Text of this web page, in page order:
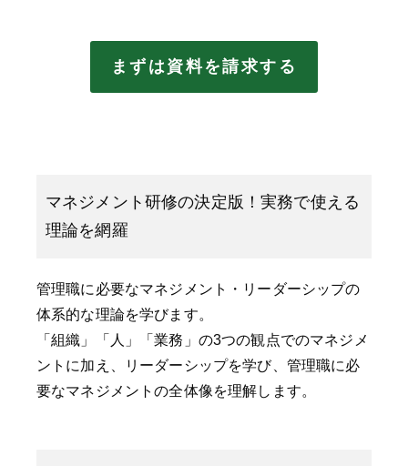
まずは資料を請求する
マネジメント研修の決定版！実務で使える
理論を網羅
管理職に必要なマネジメント・リーダーシップの
体系的な理論を学びます。
「組織」「人」「業務」の3つの観点でのマネジメ
ントに加え、リーダーシップを学び、管理職に必
要なマネジメントの全体像を理解します。